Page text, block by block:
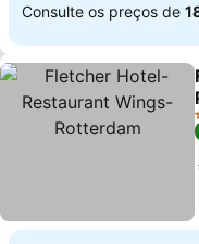
Consulte os preços de